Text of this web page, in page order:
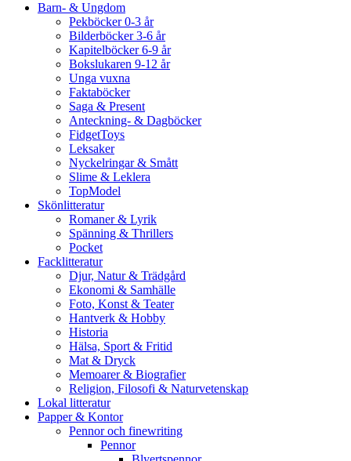
Barn- & Ungdom
Pekböcker 0-3 år
Bilderböcker 3-6 år
Kapitelböcker 6-9 år
Bokslukaren 9-12 år
Unga vuxna
Faktaböcker
Saga & Present
Anteckning- & Dagböcker
FidgetToys
Leksaker
Nyckelringar & Smått
Slime & Leklera
TopModel
Skönlitteratur
Romaner & Lyrik
Spänning & Thrillers
Pocket
Facklitteratur
Djur, Natur & Trädgård
Ekonomi & Samhälle
Foto, Konst & Teater
Hantverk & Hobby
Historia
Hälsa, Sport & Fritid
Mat & Dryck
Memoarer & Biografier
Religion, Filosofi & Naturvetenskap
Lokal litteratur
Papper & Kontor
Pennor och finewriting
Pennor